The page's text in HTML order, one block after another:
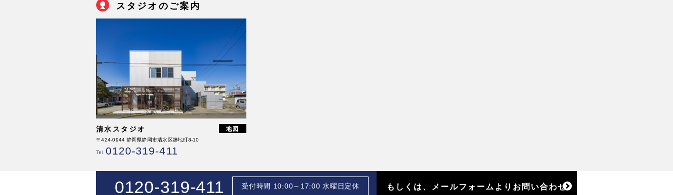
スタジオのご案内
清水スタジオ 地図
〒424-0944 静岡県静岡市清水区築地町8-10
Tel. 0120-319-411
0120-319-411 受付時間 10:00～17:00 水曜日定休 もしくは、メールフォームよりお問い合わせ